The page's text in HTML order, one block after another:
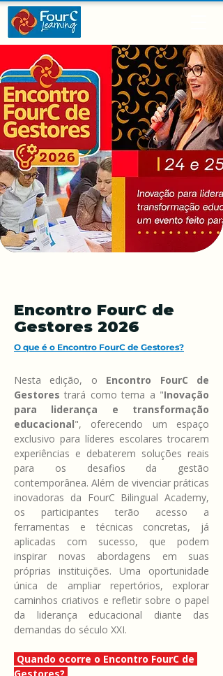
Encontro FourC de
Gestores 2026
O que é o Encontro FourC de Gestores?
Nesta edição, o Encontro FourC de
Gestores trará como tema a "Inovação
para liderança e transformação
educacional", oferecendo um espaço
exclusivo para líderes escolares trocarem
experiências e debaterem soluções reais
para os desafios da gestão
contemporânea. Além de vivenciar práticas
inovadoras da FourC Bilingual Academy,
os participantes terão acesso a
ferramentas e técnicas concretas, já
aplicadas com sucesso, que podem
inspirar novas abordagens em suas
próprias instituições. Uma oportunidade
única de ampliar repertórios, explorar
caminhos criativos e refletir sobre o papel
da liderança educacional diante das
demandas do século XXI.